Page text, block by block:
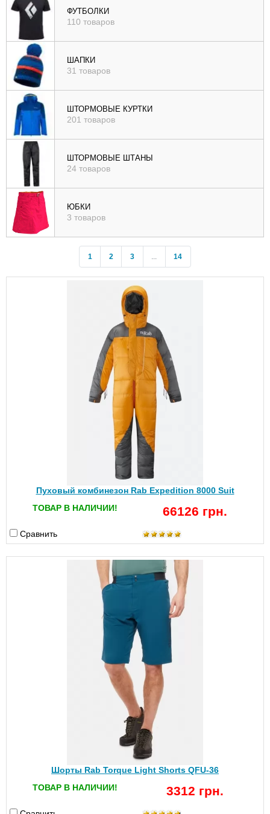
ФУТБОЛКИ
110 товаров
ШАПКИ
31 товаров
ШТОРМОВЫЕ КУРТКИ
201 товаров
ШТОРМОВЫЕ ШТАНЫ
24 товаров
ЮБКИ
3 товаров
1 2 3 14
Пуховый комбинезон Rab Expedition 8000 Suit
ТОВАР В НАЛИЧИИ!
66126 грн.
Сравнить
Шорты Rab Torque Light Shorts QFU-36
ТОВАР В НАЛИЧИИ!
3312 грн.